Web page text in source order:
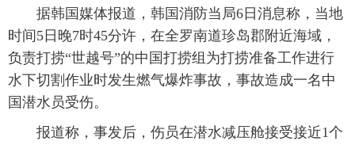
据韩国媒体报道，韩国消防当局6日消息称，当地
时间5日晚7时45分许，在全罗南道珍岛郡附近海域，
负责打捞“世越号”的中国打捞组为打捞准备工作进行
水下切割作业时发生燃气爆炸事故，事故造成一名中
国潜水员受伤。
报道称，事发后，伤员在潜水减压舱接受接近1个